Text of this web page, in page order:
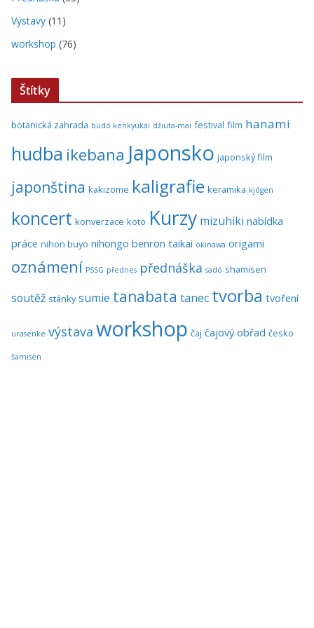
Výstavy (11)
workshop (76)
Štítky
botanická zahrada budó kenkyúkai džiuta-mai festival film hanami
hudba ikebana Japonsko japonský film
japonština kakizome kaligrafie keramika kjógen
koncert konverzace koto Kurzy mizuhiki nabídka
práce nihon buyo nihongo benron taikai okinawa origami
oznámení PSSG přednes přednáška sadó shamisen
soutěž stánky sumie tanabata tanec tvorba tvoření
urasenke výstava workshop čaj čajový obřad česko
šamisen